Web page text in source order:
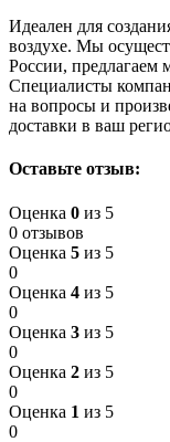
Идеален для
воздухе. Мы
России, предлагаем
Специалисты
на вопросы и
доставки в ваш
Оставьте отзыв:
Оценка 0 из 5
0 отзывов
Оценка 5 из 5
0
Оценка 4 из 5
0
Оценка 3 из 5
0
Оценка 2 из 5
0
Оценка 1 из 5
0